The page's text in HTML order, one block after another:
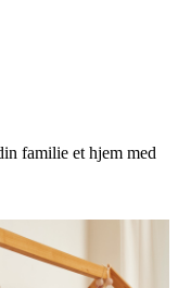
familie et hjem med